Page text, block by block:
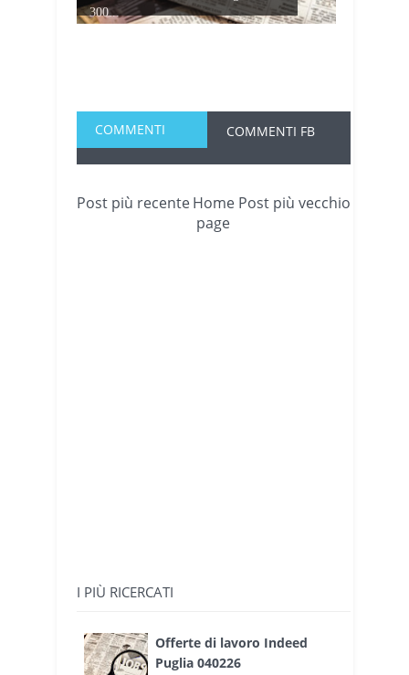
300...
COMMENTI COMMENTI FB
Post più recente Post più vecchio
Home
page
I PIÙ RICERCATI
Offerte di lavoro Indeed
Puglia 040226